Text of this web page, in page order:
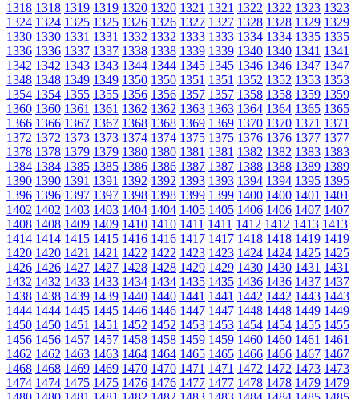
1318 1318 1319 1319 1320 1320 1321 1321 1322 1322 1323 1323
1324 1324 1325 1325 1326 1326 1327 1327 1328 1328 1329 1329
1330 1330 1331 1331 1332 1332 1333 1333 1334 1334 1335 1335
1336 1336 1337 1337 1338 1338 1339 1339 1340 1340 1341 1341
1342 1342 1343 1343 1344 1344 1345 1345 1346 1346 1347 1347
1348 1348 1349 1349 1350 1350 1351 1351 1352 1352 1353 1353
1354 1354 1355 1355 1356 1356 1357 1357 1358 1358 1359 1359
1360 1360 1361 1361 1362 1362 1363 1363 1364 1364 1365 1365
1366 1366 1367 1367 1368 1368 1369 1369 1370 1370 1371 1371
1372 1372 1373 1373 1374 1374 1375 1375 1376 1376 1377 1377
1378 1378 1379 1379 1380 1380 1381 1381 1382 1382 1383 1383
1384 1384 1385 1385 1386 1386 1387 1387 1388 1388 1389 1389
1390 1390 1391 1391 1392 1392 1393 1393 1394 1394 1395 1395
1396 1396 1397 1397 1398 1398 1399 1399 1400 1400 1401 1401
1402 1402 1403 1403 1404 1404 1405 1405 1406 1406 1407 1407
1408 1408 1409 1409 1410 1410 1411 1411 1412 1412 1413 1413
1414 1414 1415 1415 1416 1416 1417 1417 1418 1418 1419 1419
1420 1420 1421 1421 1422 1422 1423 1423 1424 1424 1425 1425
1426 1426 1427 1427 1428 1428 1429 1429 1430 1430 1431 1431
1432 1432 1433 1433 1434 1434 1435 1435 1436 1436 1437 1437
1438 1438 1439 1439 1440 1440 1441 1441 1442 1442 1443 1443
1444 1444 1445 1445 1446 1446 1447 1447 1448 1448 1449 1449
1450 1450 1451 1451 1452 1452 1453 1453 1454 1454 1455 1455
1456 1456 1457 1457 1458 1458 1459 1459 1460 1460 1461 1461
1462 1462 1463 1463 1464 1464 1465 1465 1466 1466 1467 1467
1468 1468 1469 1469 1470 1470 1471 1471 1472 1472 1473 1473
1474 1474 1475 1475 1476 1476 1477 1477 1478 1478 1479 1479